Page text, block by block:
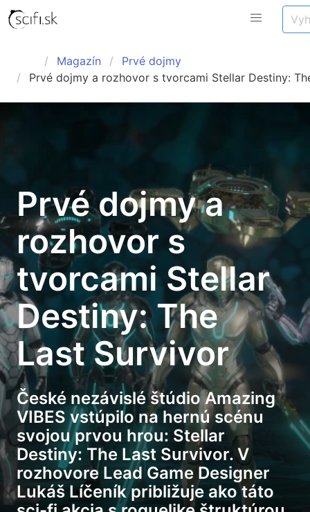
Magazín
Prvé dojmy
Prvé dojmy a rozhovor s tvorcami Stellar Destiny:
Prvé dojmy a
rozhovor s
tvorcami Stellar
Destiny: The
Last Survivor
České nezávislé štúdio Amazing
VIBES vstúpilo na hernú scénu
svojou prvou hrou: Stellar
Destiny: The Last Survivor. V
rozhovore Lead Game Designer
Lukáš Líčeník približuje ako táto